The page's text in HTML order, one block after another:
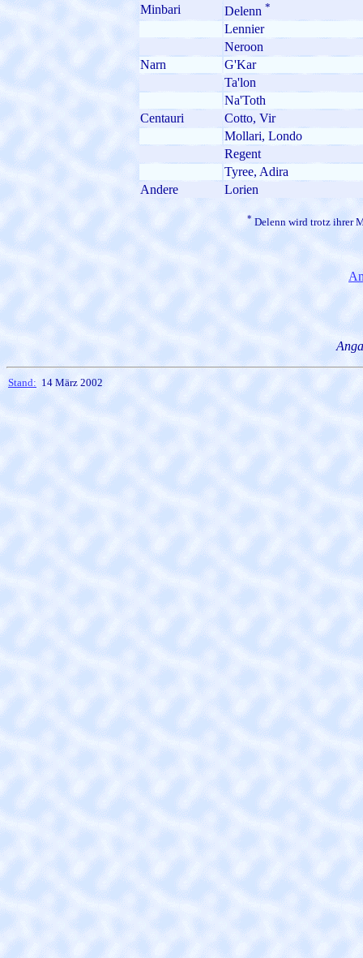
Minbari
Delenn *
Lennier
Neroon
Narn
G'Kar
Ta'lon
Na'Toth
Centauri
Cotto, Vir
Mollari, Londo
Regent
Tyree, Adira
Andere
Lorien
* Delenn wird trotz ihrer
Stand: 14 März 2002